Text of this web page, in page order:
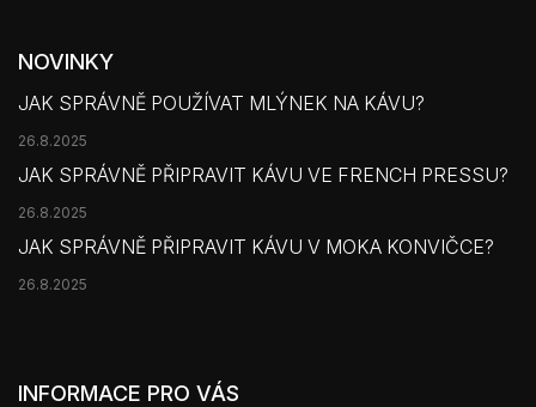
NOVINKY
JAK SPRÁVNĚ POUŽÍVAT MLÝNEK NA KÁVU?
26.8.2025
JAK SPRÁVNĚ PŘIPRAVIT KÁVU VE FRENCH PRESSU?
26.8.2025
JAK SPRÁVNĚ PŘIPRAVIT KÁVU V MOKA KONVIČCE?
26.8.2025
INFORMACE PRO VÁS